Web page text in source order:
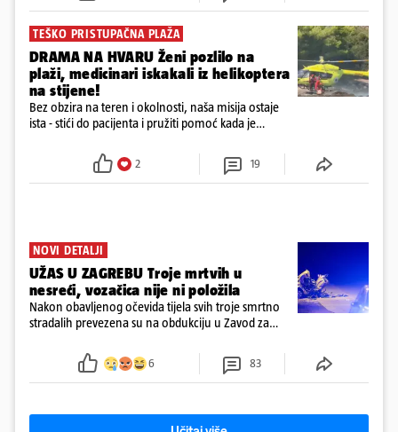
TEŠKO PRISTUPAČNA PLAŽA
DRAMA NA HVARU Ženi pozlilo na
plaži, medicinari iskakali iz helikoptera
na stijene!
Bez obzira na teren i okolnosti, naša misija ostaje
ista - stići do pacijenta i pružiti pomoć kada je
2 19
NOVI DETALJI
UŽAS U ZAGREBU Troje mrtvih u
nesreći, vozačica nije ni položila
Nakon obavljenog očevida tijela svih troje smrtno
stradalih prevezena su na obdukciju u Zavod za
policija nastavlja kriminalističko istraživanje
6 83